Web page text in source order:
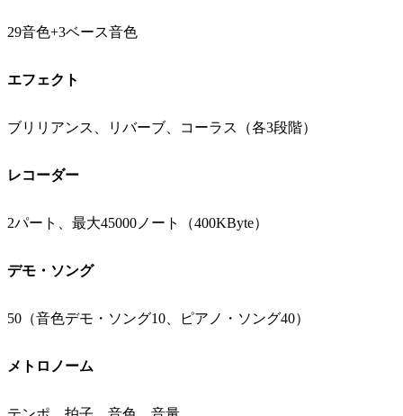
29音色+3ベース音色
エフェクト
ブリリアンス、リバーブ、コーラス（各3段階）
レコーダー
2パート、最大45000ノート（400KByte）
デモ・ソング
50（音色デモ・ソング10、ピアノ・ソング40）
メトロノーム